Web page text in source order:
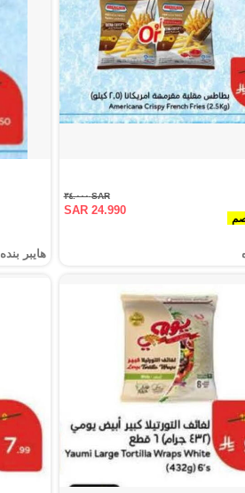
SAR ٣٤.٠٠٠
SAR 24.990
هايبر بنده